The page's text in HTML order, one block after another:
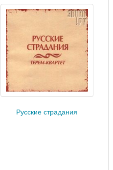
Русские страдания